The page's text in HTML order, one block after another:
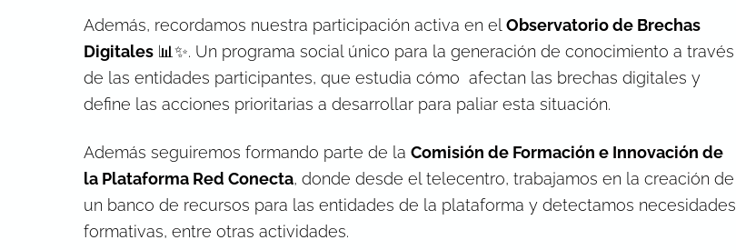
Además, recordamos nuestra participación activa en el Observatorio de Brechas
Digitales 📊✨. Un programa social único para la generación de conocimiento a través
de las entidades participantes, que estudia cómo afectan las brechas digitales y
define las acciones prioritarias a desarrollar para paliar esta situación.
Además seguiremos formando parte de la Comisión de Formación e Innovación de
la Plataforma Red Conecta, donde desde el telecentro, trabajamos en la creación de
un banco de recursos para las entidades de la plataforma y detectamos necesidades
formativas, entre otras actividades.